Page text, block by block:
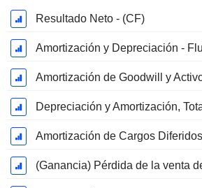
Período
fiscal:
Noviembre
Resultado Neto - (CF)
Amortización y Depreciación -
Depreciación y Amortización,
Amortización de Cargos
(Ganancia) Pérdida de la venta